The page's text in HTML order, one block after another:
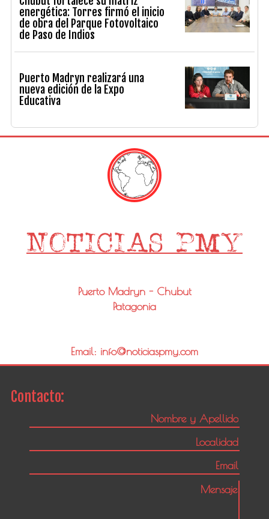
energética: Torres firmó el inicio
de obra del Parque Fotovoltaico
de Paso de Indios
Puerto Madryn realizará una
nueva edición de la Expo
Educativa
Puerto Madryn - Chubut
Patagonia
Email: info@noticiaspmy.com
Contacto: